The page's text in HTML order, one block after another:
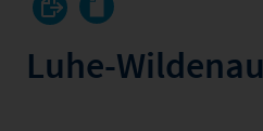
Luhe-Wildenau